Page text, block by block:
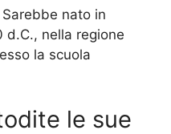
nato in
d.C., nella regione
la scuola
le sue